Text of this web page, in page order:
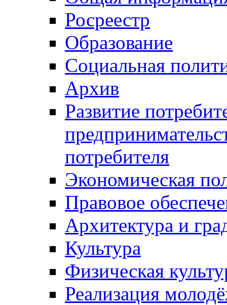
Росреестр
Образование
Социальная
Архив
Развитие
потребителя
Экономическая
Правовое
Архитектура и
Культура
Физическая
Реализация